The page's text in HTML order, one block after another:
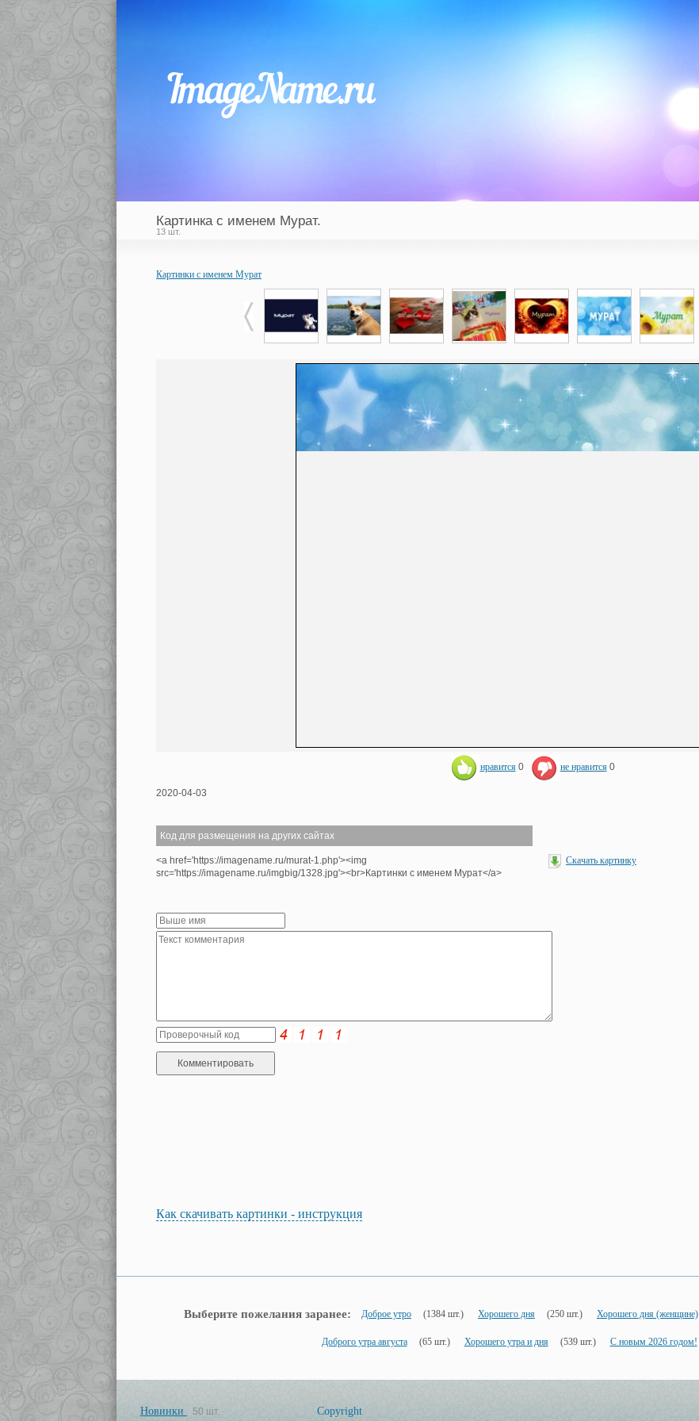
Картинка с именем Мурат.
13 шт.
Картинки с именем Мурат
нравится 0 не нравится 0
2020-04-03
Код для размещения на других сайтах
<a href='https://imagename.ru/murat-1.php'><img
src='https://imagename.ru/imgbig/1328.jpg'><br>Картинки с именем Мурат</a>
Скачать картинку
Как скачивать картинки - инструкция
Выберите пожелания заранее: Доброе утро (1384 шт.) Хорошего дня (250 шт.) Хорошего дня (женщине)
Доброго утра августа (65 шт.) Хорошего утра и дня (539 шт.) С новым 2026 годом!
Новинки 50 шт. Copyright